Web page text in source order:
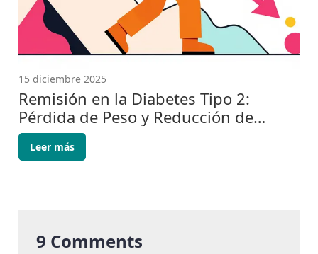
15 diciembre 2025
Remisión en la Diabetes Tipo 2:
Pérdida de Peso y Reducción de
Medicación
Leer más
9 Comments